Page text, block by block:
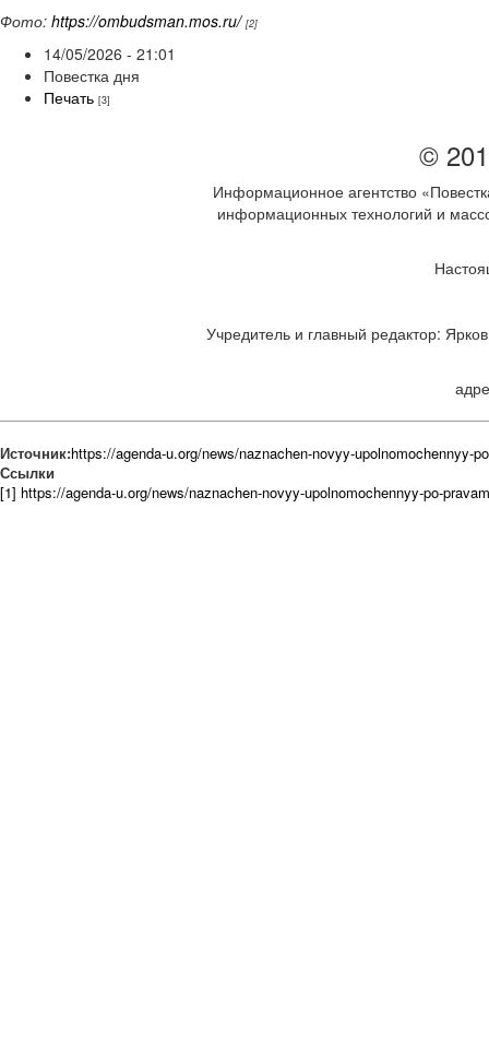
Фото: https://ombudsman.mos.ru/ [2]
14/05/2026 - 21:01
Повестка дня
Печать [3]
©
Информационное агентство
информационных технологий и
Учредитель и главный редактор:
Источник:https://agenda-u.org/news/naznachen-novyy-upolnomochennyy-
Ссылки
[1] https://agenda-u.org/news/naznachen-novyy-upolnomochennyy-po-